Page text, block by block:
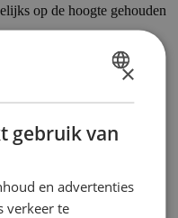
op de hoogte gehouden
×
gebruik van
en advertenties
verkeer te